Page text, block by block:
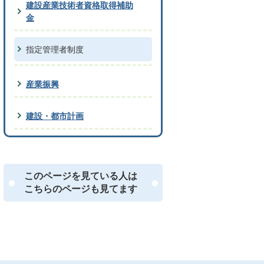
建設産業技術者資格取得補助
金
指定管理者制度
産業振興
建設・都市計画
このページを見ている人は
こちらのページも見てます